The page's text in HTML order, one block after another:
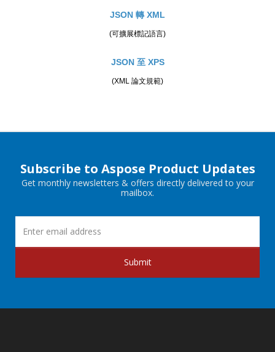
JSON 轉 XML
(可擴展標記語言)
JSON 至 XPS
(XML 論文規範)
Subscribe to Aspose Product Updates
Get monthly newsletters & offers directly delivered to your
mailbox.
Submit